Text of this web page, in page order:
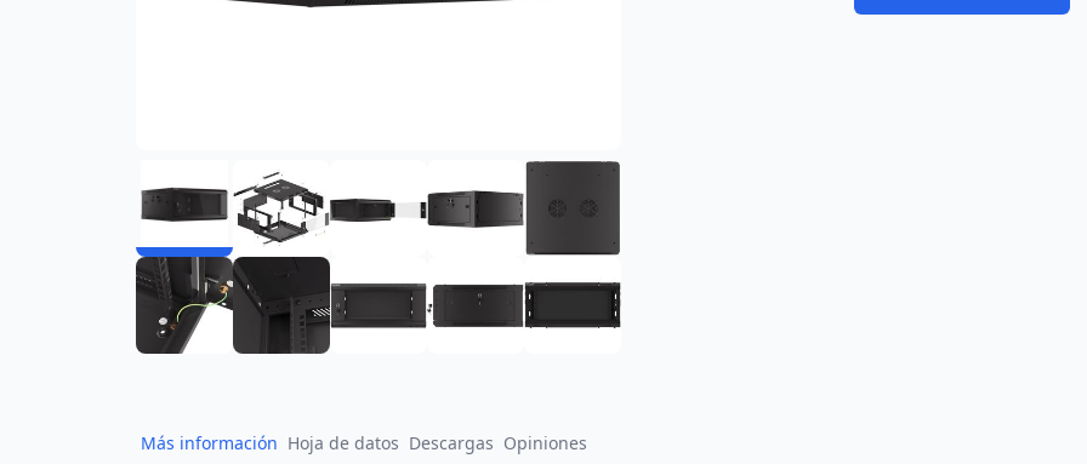
Más información Hoja de datos Descargas Opiniones